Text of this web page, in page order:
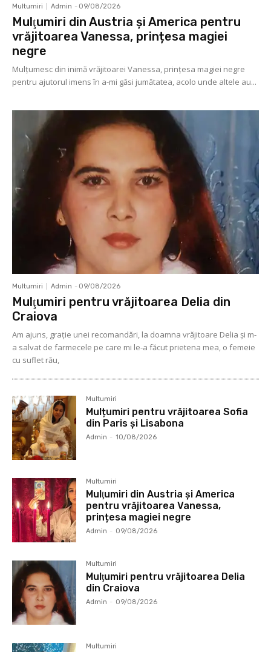
Multumiri Admin - 09/08/2026
Mulţumiri din Austria și America pentru
vrăjitoarea Vanessa, prințesa magiei
negre
Mulţumesc din inimă vrăjitoarei Vanessa, prințesa magiei negre
pentru ajutorul imens în a-mi găsi jumătatea, acolo unde altele au...
Multumiri Admin - 09/08/2026
Mulţumiri pentru vrăjitoarea Delia din
Craiova
Am ajuns, graţie unei recomandări, la doamna vrăjitoare Delia şi m-
a salvat de farmecele pe care mi le-a făcut prietena mea, o femeie
cu suflet rău,
Multumiri
Mulțumiri pentru vrăjitoarea Sofia
din Paris și Lisabona
Admin - 10/08/2026
Multumiri
Mulţumiri din Austria și America
pentru vrăjitoarea Vanessa,
prințesa magiei negre
Admin - 09/08/2026
Multumiri
Mulţumiri pentru vrăjitoarea Delia
din Craiova
Admin - 09/08/2026
Multumiri